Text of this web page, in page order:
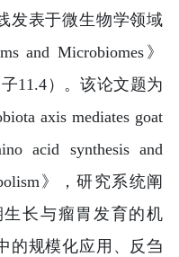
发表于微生物学领域
and Microbiomes》
子11.4）。该论文题为
axis mediates goat
acid synthesis and
》，研究系统阐
长与瘤胃发育的机
的规模化应用、反刍